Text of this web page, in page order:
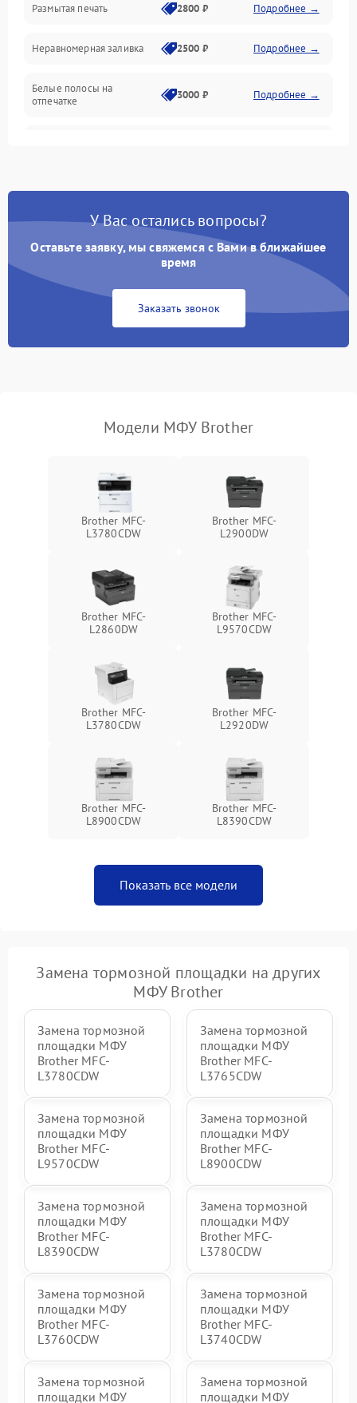
Подключение и интерфейсы
Дисплей и органы управления
Изображение
Размытая печать 2800 ₽ Подробнее →
Неравномерная заливка 2500 ₽ Подробнее →
Белые полосы на
отпечатке
3000 ₽ Подробнее →
У Вас остались вопросы?
Оставьте заявку, мы свяжемся с Вами в ближайшее
время
Заказать звонок
Модели МФУ Brother
Brother MFC-
L3780CDW
Brother MFC-
L2900DW
Brother MFC-
L2860DW
Brother MFC-
L9570CDW
Brother MFC-
L3780CDW
Brother MFC-
L2920DW
Brother MFC-
L8900CDW
Brother MFC-
L8390CDW
Показать все модели
Замена тормозной площадки на других
МФУ Brother
Замена тормозной
площадки МФУ
Brother MFC-
L3780CDW
Замена тормозной
площадки МФУ
Brother MFC-
L3765CDW
Замена тормозной
площадки МФУ
Brother MFC-
L9570CDW
Замена тормозной
площадки МФУ
Brother MFC-
L8900CDW
Замена тормозной
площадки МФУ
Brother MFC-
L8390CDW
Замена тормозной
площадки МФУ
Brother MFC-
L3780CDW
Замена тормозной
площадки МФУ
Brother MFC-
L3760CDW
Замена тормозной
площадки МФУ
Brother MFC-
L3740CDW
Замена тормозной
площадки МФУ
Замена тормозной
площадки МФУ